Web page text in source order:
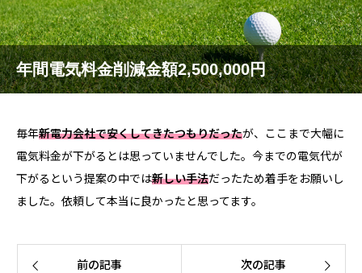
年間電気料金削減金額2,500,000円
毎年新電力会社で安くしてきたつもりだったが、ここまで大幅に
電気料金が下がるとは思っていませんでした。今までの電気代が
下がるという提案の中では新しい手法だったため着手をお願いし
ました。依頼して本当に良かったと思ってます。
前の記事 次の記事